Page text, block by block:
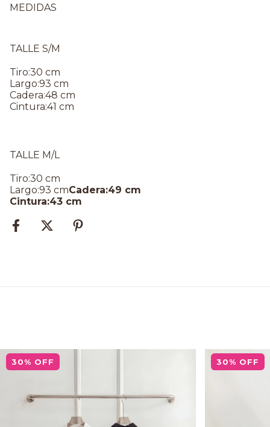
MEDIDAS
TALLE S/M
Tiro:30 cm
Largo:93 cm
Cadera:48 cm
Cintura:41 cm
TALLE M/L
Tiro:30 cm
Largo:93 cmCadera:49 cm
Cintura:43 cm
30% OFF 30% OFF